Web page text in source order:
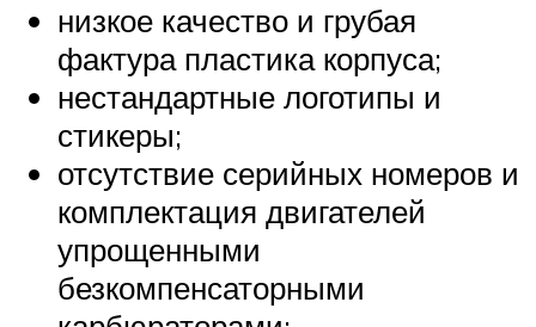
низкое качество и грубая
фактура пластика корпуса;
нестандартные логотипы и
стикеры;
отсутствие серийных номеров и
комплектация двигателей
упрощенными
безкомпенсаторными